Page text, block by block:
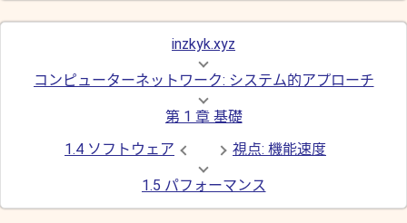
inzkyk.xyz
コンピューターネットワーク: システム的アプローチ
第 1 章 基礎
1.4 ソフトウェア
視点: 機能速度
1.5 パフォーマンス